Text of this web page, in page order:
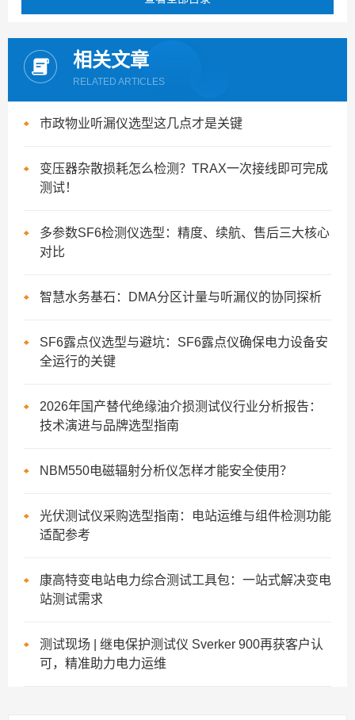
相关文章
RELATED ARTICLES
市政物业听漏仪选型这几点才是关键
变压器杂散损耗怎么检测？TRAX一次接线即可完成
测试！
多参数SF6检测仪选型：精度、续航、售后三大核心
对比
智慧水务基石：DMA分区计量与听漏仪的协同探析
SF6露点仪选型与避坑：SF6露点仪确保电力设备安
全运行的关键
2026年国产替代绝缘油介损测试仪行业分析报告：
技术演进与品牌选型指南
NBM550电磁辐射分析仪怎样才能安全使用？
光伏测试仪采购选型指南：电站运维与组件检测功能
适配参考
康高特变电站电力综合测试工具包：一站式解决变电
站测试需求
测试现场 | 继电保护测试仪 Sverker 900再获客户认
可，精准助力电力运维